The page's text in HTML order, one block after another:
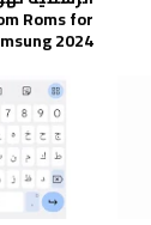
Roms for
2024